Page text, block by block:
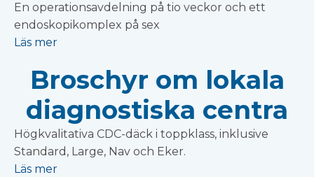
En operationsavdelning på tio veckor och ett
endoskopikomplex på sex
Läs mer
Broschyr om lokala
diagnostiska centra
Högkvalitativa CDC-däck i toppklass, inklusive
Standard, Large, Nav och Eker.
Läs mer